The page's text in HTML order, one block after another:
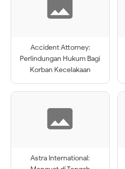
Accident Attorney:
Perlindungan Hukum Bagi
Korban Kecelakaan
Astra International: